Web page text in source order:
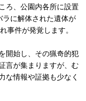
ろ、公園内各所に設置
ラに解体された遺体が
事件が発覚します。
開始し、その猟奇的犯
言が集まりますが、む
な情報や証拠も少なく